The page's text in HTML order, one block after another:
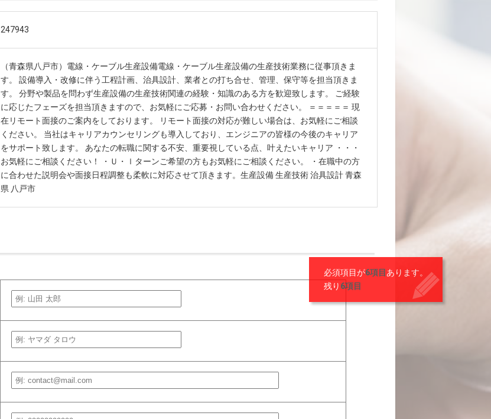
247943
（青森県八戸市）電線・ケーブル生産設備電線・ケーブル生産設備の生産技術業務に従事頂きま
す。 設備導入・改修に伴う工程計画、治具設計、業者との打ち合せ、管理、保守等を担当頂きま
す。 分野や製品を問わず生産設備の生産技術関連の経験・知識のある方を歓迎致します。 ご経験
に応じたフェーズを担当頂きますので、お気軽にご応募・お問い合わせください。 ＝＝＝＝＝ 現
在リモート面接のご案内をしております。 リモート面接の対応が難しい場合は、お気軽にご相談
ください。 当社はキャリアカウンセリングも導入しており、エンジニアの皆様の今後のキャリア
をサポート致します。 あなたの転職に関する不安、重要視している点、叶えたいキャリア ・・・
お気軽にご相談ください！ ・Ｕ・ｌターンご希望の方もお気軽にご相談ください。 ・在職中の方
に合わせた説明会や面接日程調整も柔軟に対応させて頂きます。生産設備 生産技術 治具設計 青森
県 八戸市
必須項目が6項目 あります。
残り 6項目